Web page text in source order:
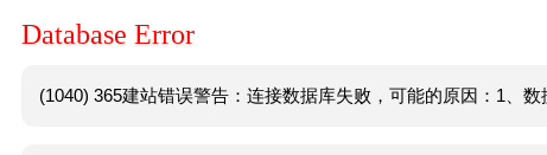
Database Error
(1040) 365建站错误警告：连接数据库失败，可能的原因：1、数